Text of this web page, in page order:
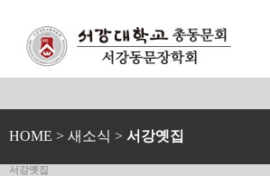
HOME > 새소식 > 서강옛집
서강옛집